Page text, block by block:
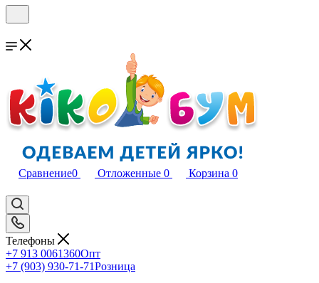
Сравнение0 Отложенные 0 Корзина 0
Телефоны
+7 913 0061360Опт
+7 (903) 930-71-71Розница